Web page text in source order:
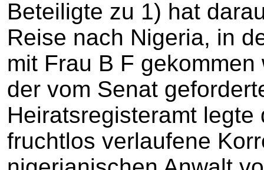
Beteiligte zu 1) hat
Reise nach Nigeria, in
mit Frau B F
der vom Senat
Heiratsregisteramt
fruchtlos verlaufene